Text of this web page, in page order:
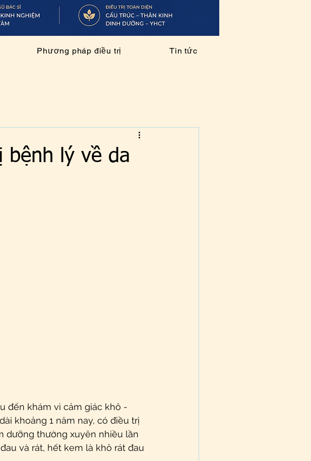
Phương pháp điều trị Tin tức
bệnh lý về da
đến khám vì cảm giác khô -
khoảng 1 năm nay, có điều trị
dưỡng thường xuyên nhiều lần
và rát, hết kem là khô rát đau